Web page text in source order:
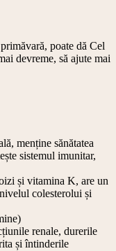
poate dă Cel
devreme, să ajute mai
menține sănătatea
sistemul imunitar,
și vitamina K, are un
colesterolui și
renale, durerile
și întinderile